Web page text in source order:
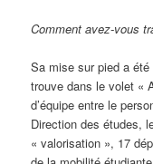
Comment avez-vous
Sa mise sur pied a
trouve dans le volet «
d’équipe entre le
Direction des études,
« valorisation », 17